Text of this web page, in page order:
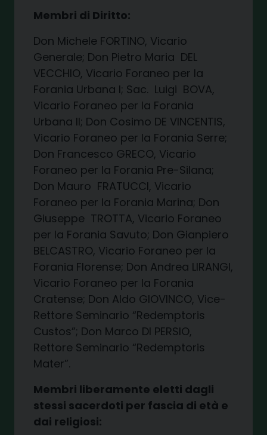
Membri di Diritto:
Don Michele FORTINO, Vicario
Generale; Don Pietro Maria DEL
VECCHIO, Vicario Foraneo per la
Forania Urbana I; Sac. Luigi BOVA,
Vicario Foraneo per la Forania
Urbana II; Don Cosimo DE VINCENTIS,
Vicario Foraneo per la Forania Serre;
Don Francesco GRECO, Vicario
Foraneo per la Forania Pre-Silana;
Don Mauro FRATUCCI, Vicario
Foraneo per la Forania Marina; Don
Giuseppe TROTTA, Vicario Foraneo
per la Forania Savuto; Don Gianpiero
BELCASTRO, Vicario Foraneo per la
Forania Florense; Don Andrea LIRANGI,
Vicario Foraneo per la Forania
Cratense; Don Aldo GIOVINCO, Vice-
Rettore Seminario “Redemptoris
Custos”; Don Marco DI PERSIO,
Rettore Seminario “Redemptoris
Mater”.
Membri liberamente eletti dagli
stessi sacerdoti per fascia di età e
dai religiosi: